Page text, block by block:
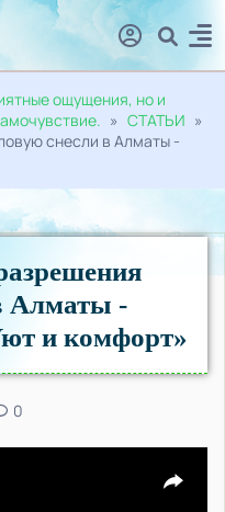
ощущения, но и
» СТАТЬИ »
снесли в Алматы -
Алматы -
и комфорт»
0